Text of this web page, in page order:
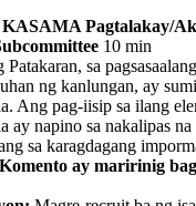
Pagtalakay/
10 min
sa
ng kanlungan, ay
Ang pag-iisip sa ilang
ay napino sa nakalipas
sa karagdagang
ay maririnig